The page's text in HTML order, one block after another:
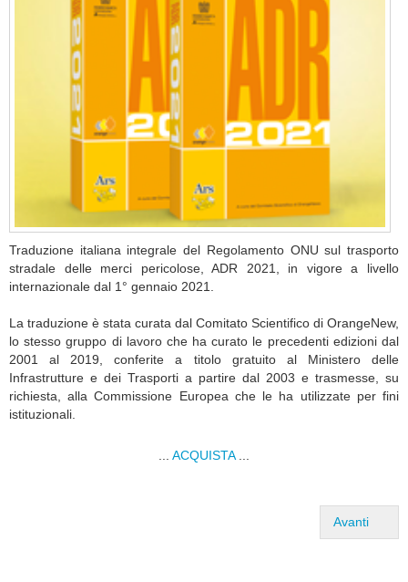
Traduzione italiana integrale del Regolamento ONU sul trasporto
stradale delle merci pericolose, ADR 2021, in vigore a livello
internazionale dal 1° gennaio 2021.
La traduzione è stata curata dal Comitato Scientifico di OrangeNew,
lo stesso gruppo di lavoro che ha curato le precedenti edizioni dal
2001 al 2019, conferite a titolo gratuito al Ministero delle
Infrastrutture e dei Trasporti a partire dal 2003 e trasmesse, su
richiesta, alla Commissione Europea che le ha utilizzate per fini
istituzionali.
ACQUISTA...
Avanti